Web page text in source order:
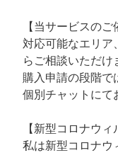
【当サービスのご
対応可能なエリア
らご相談いただけ
購入申請の段階で
個別チャットにて
【新型コロナウ
私は新型コロナウ